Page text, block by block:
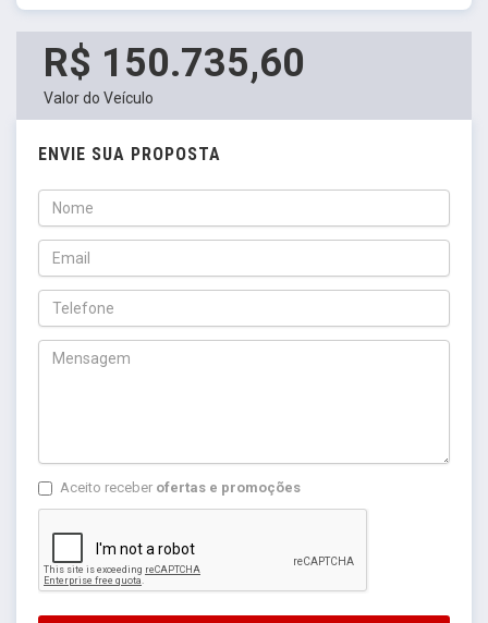
R$ 150.735,60
Valor do Veículo
ENVIE SUA PROPOSTA
Aceito receber ofertas e promoções